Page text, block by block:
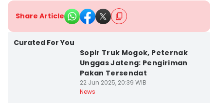
Share Article
Curated For You
Sopir Truk Mogok, Peternak
Unggas Jateng: Pengiriman
Pakan Tersendat
22 Jun 2025, 20:39 WIB
News